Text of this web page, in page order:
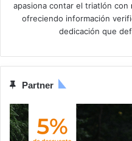
apasiona contar el triatlón con
ofreciendo información
dedicación que
Partner